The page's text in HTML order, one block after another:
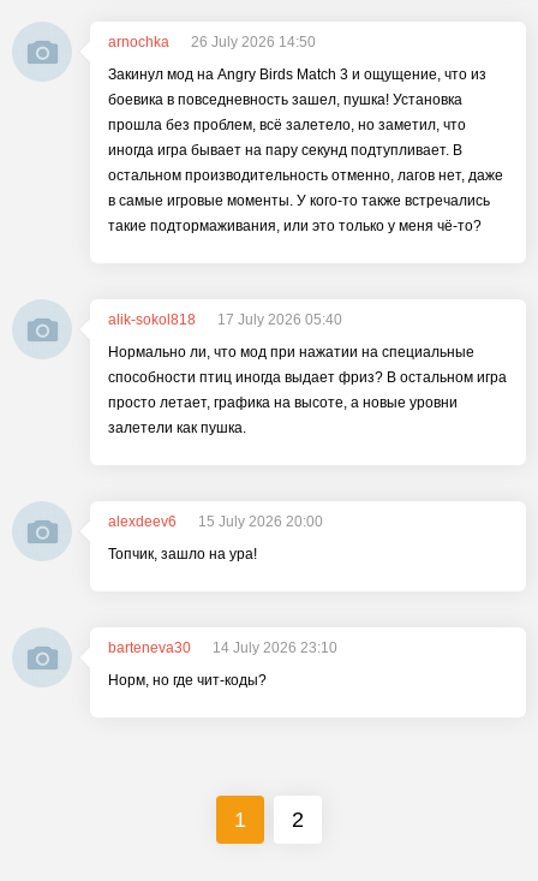
arnochka
26 July 2026 14:50
Закинул мод на Angry Birds Match 3 и ощущение, что из
боевика в повседневность зашел, пушка! Установка
прошла без проблем, всё залетело, но заметил, что
иногда игра бывает на пару секунд подтупливает. В
остальном производительность отменно, лагов нет, даже
в самые игровые моменты. У кого-то также встречались
такие подтормаживания, или это только у меня чё-то?
alik-sokol818
17 July 2026 05:40
Нормально ли, что мод при нажатии на специальные
способности птиц иногда выдает фриз? В остальном игра
просто летает, графика на высоте, а новые уровни
залетели как пушка.
alexdeev6
15 July 2026 20:00
Топчик, зашло на ура!
barteneva30
14 July 2026 23:10
Норм, но где чит-коды?
1 2